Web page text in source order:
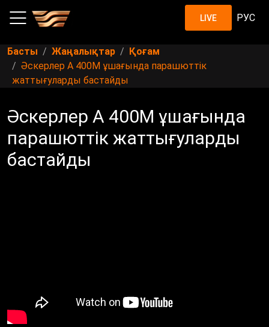
LIVE РУС
Басты Жаңалықтар
Қоғам
Әскерлер A 400M ұшағында парашюттік
жаттығуларды бастайды
Әскерлер A 400M ұшағында
парашюттік жаттығуларды
бастайды